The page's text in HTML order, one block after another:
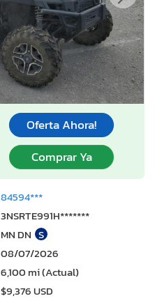
Oferta Ahora!
Comprar Ya
84594***
3NSRTE991H*******
MN DN S
08/07/2026
6,100 mi (Actual)
$9,376 USD